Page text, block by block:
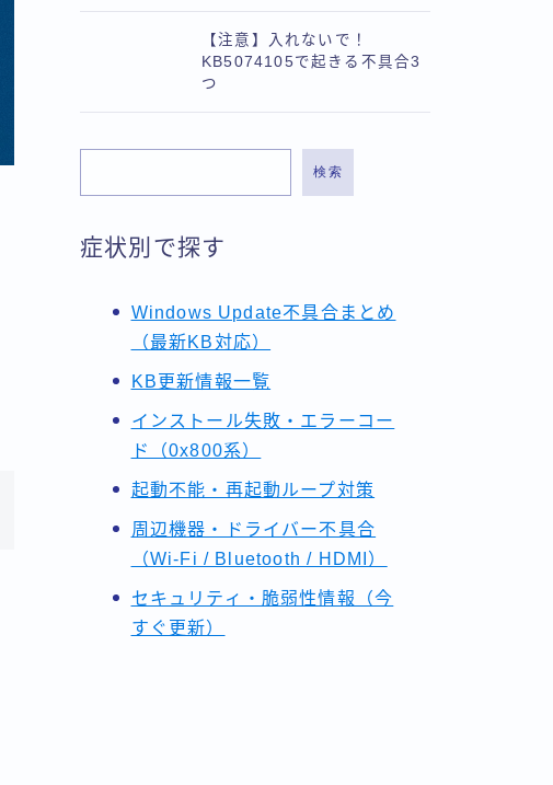
【注意】入れないで！
KB5074105で起きる不具合3
つ
検索
症状別で探す
Windows Update不具合まとめ
（最新KB対応）
KB更新情報一覧
インストール失敗・エラーコー
ド（0x800系）
起動不能・再起動ループ対策
周辺機器・ドライバー不具合
（Wi-Fi / Bluetooth / HDMI）
セキュリティ・脆弱性情報（今
すぐ更新）